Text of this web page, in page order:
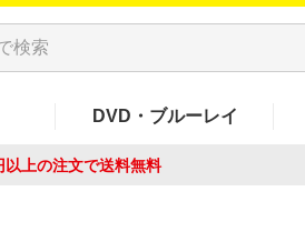
DVD・ブルーレイ
以上の注文で送料無料